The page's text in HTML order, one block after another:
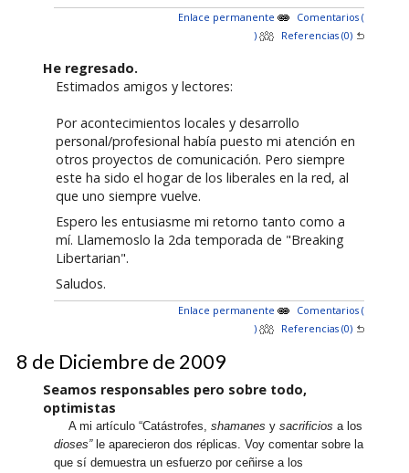
Enlace permanente
Comentarios (
)
Referencias (0)
He regresado.
Estimados amigos y lectores:
Por acontecimientos locales y desarrollo
personal/profesional había puesto mi atención en
otros proyectos de comunicación. Pero siempre
este ha sido el hogar de los liberales en la red, al
que uno siempre vuelve.
Espero les entusiasme mi retorno tanto como a
mí. Llamemoslo la 2da temporada de "Breaking
Libertarian".
Saludos.
Enlace permanente
Comentarios (
)
Referencias (0)
8 de Diciembre de 2009
Seamos responsables pero sobre todo,
optimistas
A mi artículo “Catástrofes,shamanes ysacrificios a los
dioses” le aparecieron dos réplicas. Voy comentar sobre la
que sí demuestra un esfuerzo por ceñirse a los